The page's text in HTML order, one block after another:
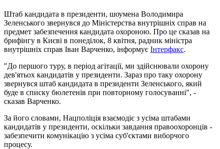
Штаб кандидата в президенти, шоумена Володимира
Зеленського звернувся до Міністерства внутрішніх справ на
предмет забезпечення кандидата охороною. Про це сказав на
брифінгу в Києві в понеділок, 8 квітня, радник міністра
внутрішніх справ Іван Варченко, інформує Інтерфакс.
"До першого туру, в період агітації, ми здійснювали охорону
дев'ятьох кандидатів у президенти. Зараз про таку охорону
звернувся штаб кандидата в президенти Зеленського, який
буде в списку бюлетенів при повторному голосуванні", -
сказав Варченко.
За його словами, Нацполіція взаємодіє з усіма штабами
кандидатів у президенти, оскільки завдання правоохоронців -
забезпечити комунікацію з усіма суб'єктами виборчого
процесу.